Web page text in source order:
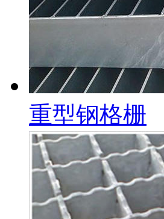
重型钢格栅